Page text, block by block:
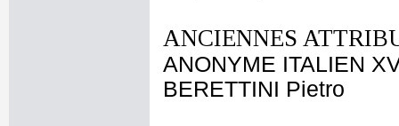
ANCIENNES
ANONYME ITALIEN
BERETTINI Pietro